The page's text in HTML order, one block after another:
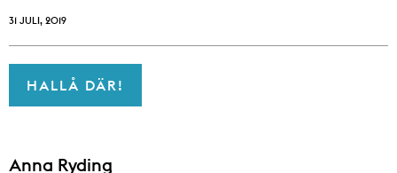
31 JULI, 2019
HALLÅ DÄR!
Anna Ryding